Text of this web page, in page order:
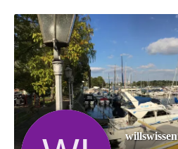
willswissen